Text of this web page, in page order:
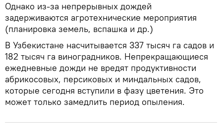
Однако из-за непрерывных дождей
задерживаются агротехнические мероприятия
(планировка земель, вспашка и др.)
В Узбекистане насчитывается 337 тысяч га садов и
182 тысяч га виноградников. Непрекращающиеся
ежедневные дожди не вредят продуктивности
абрикосовых, персиковых и миндальных садов,
которые сегодня вступили в фазу цветения. Это
может только замедлить период опыления.